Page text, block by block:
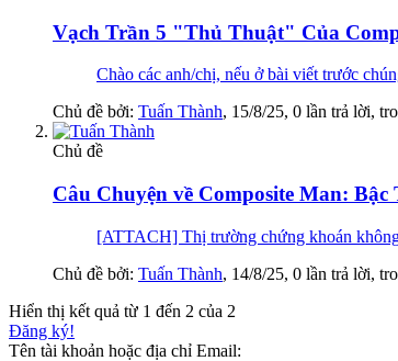
Vạch Trần 5 "Thủ Thuật" Của
Chào các anh/chị, nếu ở bài viết trước
Chủ đề bởi: Tuấn Thành, 15/8/25, 0 lần trả lời,
Chủ đề
Câu Chuyện về Composite Man:
[ATTACH] Thị trường chứng khoán
Chủ đề bởi: Tuấn Thành, 14/8/25, 0 lần trả lời,
Hiển thị kết quả từ 1 đến 2 của 2
Đăng ký!
Tên tài khoản hoặc địa chỉ Email: